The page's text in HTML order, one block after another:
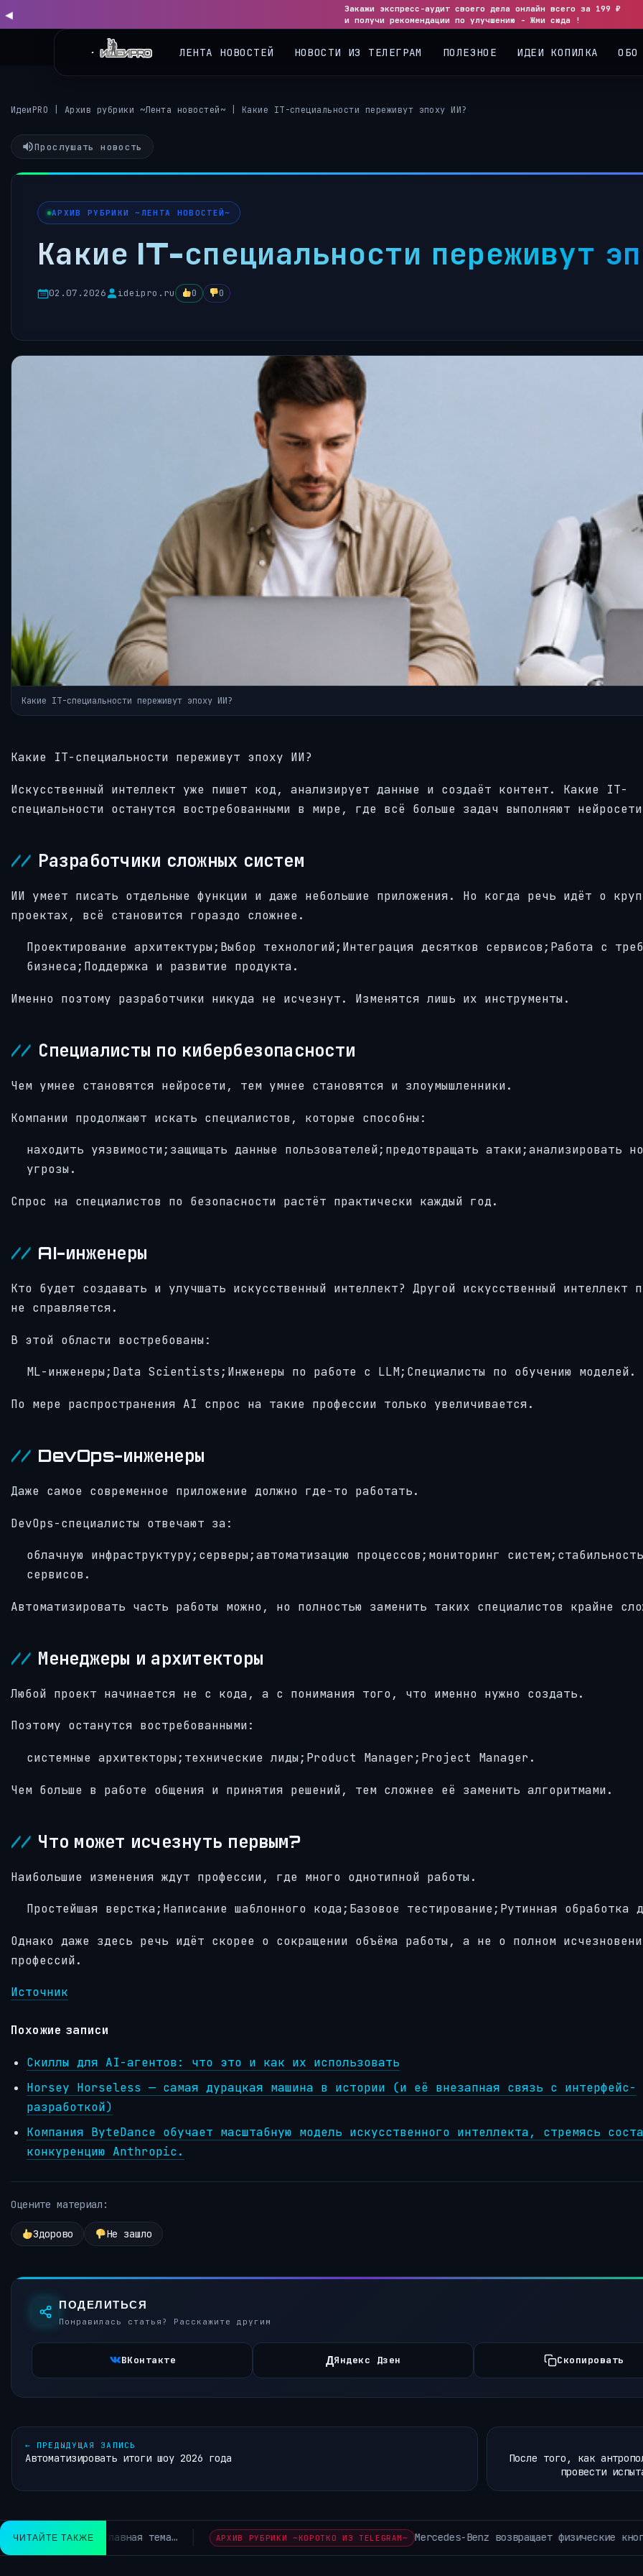
◀
Закажи экспресс-аудит своего дела онлайн всего за 199 ₽
и получи рекомендации по улучшению - Жми сюда !
▶
ИдеиPRO Архив рубрики ~Лента новостей~ Какие IT-специальности переживут эпоху ИИ?
Прослушать новость
АРХИВ РУБРИКИ ~ЛЕНТА НОВОСТЕЙ~
Какие IT-специальности переживут
02.07.2026 ideipro.ru 0 0
Какие IT-специальности переживут эпоху ИИ?
Какие IT-специальности переживут эпоху ИИ?
Искусственный интеллект уже пишет код, анализирует данные и создаёт контент. Какие IT-
специальности останутся востребованными в мире, где всё больше задач выполняют
Разработчики сложных систем
ИИ умеет писать отдельные функции и даже небольшие приложения. Но когда речь идёт о
проектах, всё становится гораздо сложнее.
Проектирование архитектуры;Выбор технологий;Интеграция десятков сервисов;Работа с
бизнеса;Поддержка и развитие продукта.
Именно поэтому разработчики никуда не исчезнут. Изменятся лишь их инструменты.
Специалисты по кибербезопасности
Чем умнее становятся нейросети, тем умнее становятся и злоумышленники.
Компании продолжают искать специалистов, которые способны:
находить уязвимости;защищать данные пользователей;предотвращать атаки;анализировать
угрозы.
Спрос на специалистов по безопасности растёт практически каждый год.
AI-инженеры
Кто будет создавать и улучшать искусственный интеллект? Другой искусственный интеллект
не справляется.
В этой области востребованы:
ML-инженеры;Data Scientists;Инженеры по работе с LLM;Специалисты по обучению моделей.
По мере распространения AI спрос на такие профессии только увеличивается.
DevOps-инженеры
Даже самое современное приложение должно где-то работать.
DevOps-специалисты отвечают за:
облачную инфраструктуру;серверы;автоматизацию процессов;мониторинг систем;стабильность
сервисов.
Автоматизировать часть работы можно, но полностью заменить таких специалистов крайне
Менеджеры и архитекторы
Любой проект начинается не с кода, а с понимания того, что именно нужно создать.
Поэтому останутся востребованными:
системные архитекторы;технические лиды;Product Manager;Project Manager.
Чем больше в работе общения и принятия решений, тем сложнее её заменить алгоритмами.
Что может исчезнуть первым?
Наибольшие изменения ждут профессии, где много однотипной работы.
Простейшая верстка;Написание шаблонного кода;Базовое тестирование;Рутинная обработка
Однако даже здесь речь идёт скорее о сокращении объёма работы, а не о полном
профессий.
Источник
Похожие записи
Скиллы для AI-агентов: что это и как их использовать
Horsey Horseless — самая дурацкая машина в истории (и её внезапная связь с интерфейс-
разработкой)
Компания ByteDance обучает масштабную модель искусственного интеллекта, стремясь
конкуренцию Anthropic.
Оцените материал:
Здорово Не зашло
ПОДЕЛИТЬСЯ
Понравилась статья? Расскажите другим
ВКонтакте ДЯндекс Дзен Скопировать
← ПРЕДЫДУЩАЯ ЗАПИСЬ
Автоматизировать итоги шоу 2026 года
После того, как
провести
ЧИТАЙТЕ ТАКЖЕ
~КОРОТКО ИЗ TELEGRAM~ Mercedes-Benz возвращает физические кнопки в свои автомобили В компании наконец…